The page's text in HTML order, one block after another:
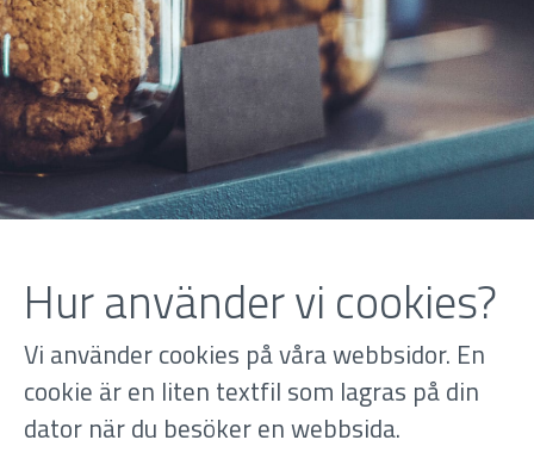
Hur använder vi cookies?
Vi använder cookies på våra webbsidor. En
cookie är en liten textfil som lagras på din
dator när du besöker en webbsida.